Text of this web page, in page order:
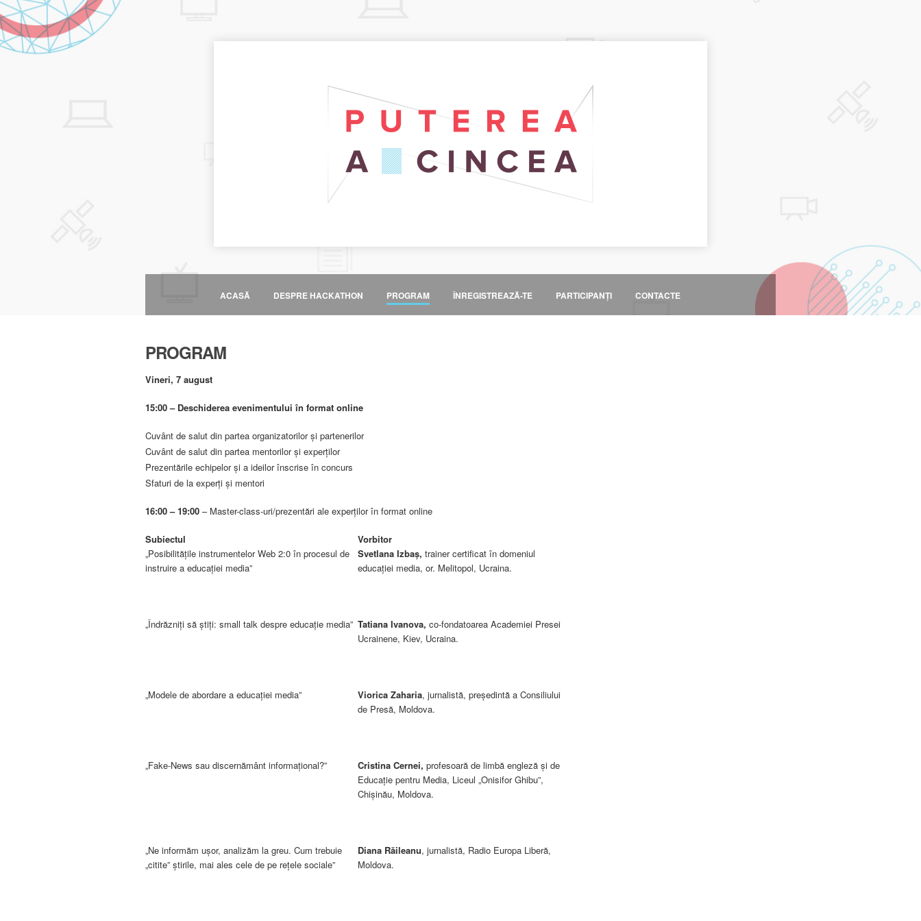
ACASĂ DESPRE HACKATHON PROGRAM ÎNREGISTREAZĂ-TE PARTICIPANȚI CONTACTE
PROGRAM
Vineri, 7 august
15:00 – Deschiderea evenimentului în format online
Cuvânt de salut din partea organizatorilor şi partenerilor
Cuvânt de salut din partea mentorilor şi experţilor
Prezentările echipelor şi a ideilor înscrise în concurs
Sfaturi de la experţi şi mentori
16:00– 19:00 – Master-class-uri/prezentări ale experţilor în format online
Subiectul
Vorbitor
„Posibilităţile instrumentelor Web 2:0 în procesul de
instruire a educaţiei media”
Svetlana Izbaş, trainer certificat în domeniul
educaţiei media, or. Melitopol, Ucraina.
„Îndrăzniţi să ştiţi: small talk despre educaţie media” Tatiana Ivanova, co-fondatoarea Academiei Presei
Ucrainene, Kiev, Ucraina.
„Modele de abordare a educaţiei media” Viorica Zaharia, jurnalistă, preşedintă a Consiliului
de Presă, Moldova.
„Fake-News sau discernământ informaţional?” Cristina Cernei, profesoară de limbă engleză şi de
Educaţie pentru Media, Liceul „Onisifor Ghibu”,
Chișinău, Moldova.
„Ne informăm ușor, analizăm la greu. Cum trebuie
„citite” știrile, mai ales cele de pe rețele sociale”
Diana Răileanu, jurnalistă, Radio Europa Liberă,
Moldova.